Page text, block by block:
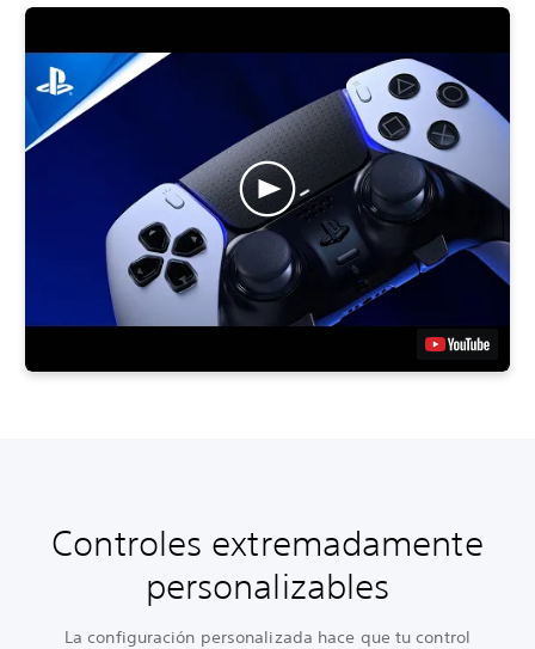
Controles extremadamente
personalizables
La configuración personalizada hace que tu control